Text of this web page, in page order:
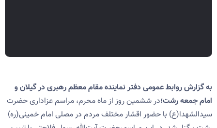
به گزارش روابط عمومی دفتر نماینده مقام معظم رهبری در گیلان و
امام جمعه رشت؛در ششمین روز از ماه محرم، مراسم عزاداری حضرت
سیدالشهدا(ع) با حضور اقشار مختلف مردم در مصلی امام خمینی(ره)